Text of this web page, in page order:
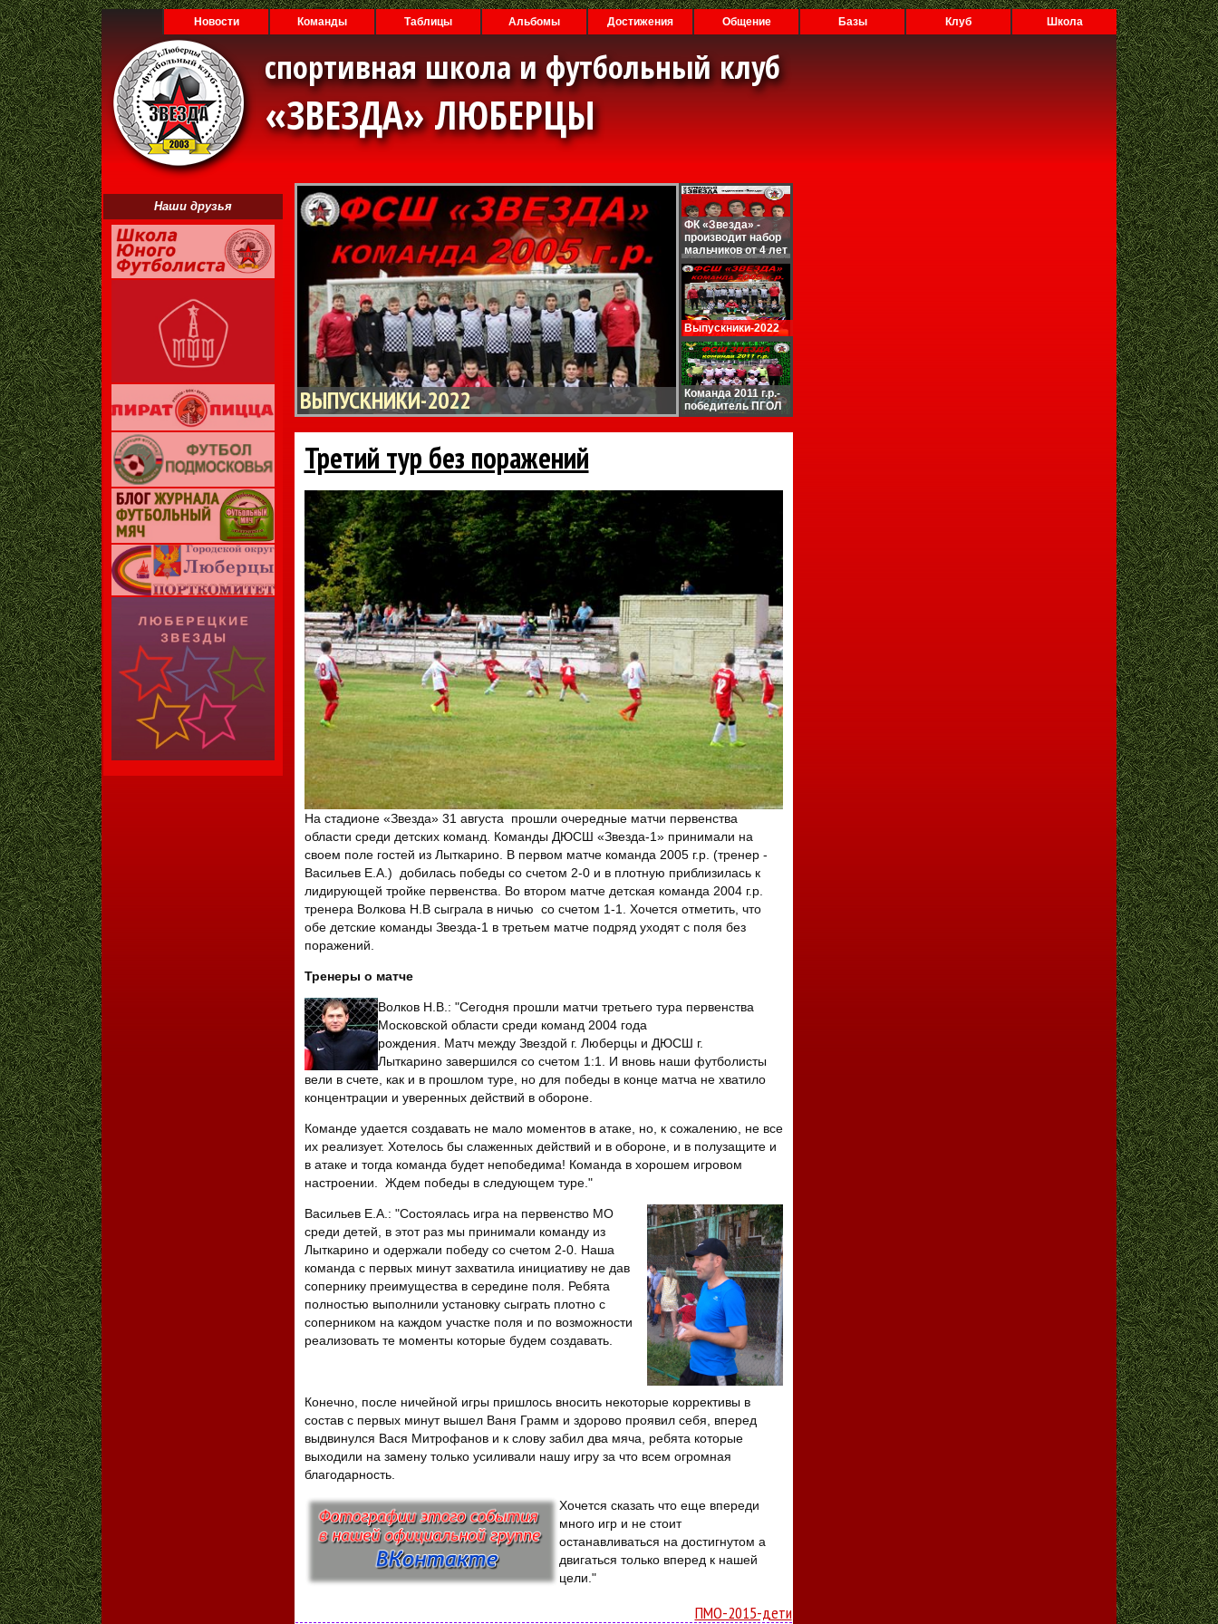
Новости Команды Таблицы Альбомы Достижения Общение Базы Клуб Школа
спортивная школа и футбольный клуб
«ЗВЕЗДА» ЛЮБЕРЦЫ
Наши друзья
ВЫПУСКНИКИ-2022
ФК «Звезда» -
производит набор
мальчиков от 4 лет
Выпускники-2022
Команда 2011 г.р.-
победитель ПГОЛ
Третий тур без поражений
На стадионе «Звезда» 31 августа прошли очередные матчи первенства
области среди детских команд. Команды ДЮСШ «Звезда-1» принимали на
своем поле гостей из Лыткарино. В первом матче команда 2005 г.р. (тренер -
Васильев Е.А.) добилась победы со счетом 2-0 и в плотную приблизилась к
лидирующей тройке первенства.
Во втором матче детская команда 2004 г.р.
тренера Волкова Н.В сыграла в ничью со счетом 1-1. Хочется отметить, что
обе детские команды Звезда-1 в третьем матче подряд уходят с поля без
поражений.
Тренеры о матче
Волков Н.В.: "Сегодня прошли матчи третьего тура первенства
Московской области среди команд 2004 года
рождения. Матч между Звездой г. Люберцы и ДЮСШ г.
Лыткарино завершился со счетом 1:1. И вновь наши футболисты
вели в счете, как и в прошлом туре, но для победы в конце матча не хватило
концентрации и уверенных действий в обороне.
Команде удается создавать не мало моментов в атаке, но, к сожалению, не все
их реализует. Хотелось бы слаженных действий и в обороне, и в полузащите и
в атаке и тогда команда будет непобедима! Команда в хорошем игровом
настроении. Ждем победы в следующем туре."
Васильев Е.А.: "Состоялась игра на первенство МО
среди детей, в этот раз мы принимали команду из
Лыткарино и одержали победу со счетом 2-0. Наша
команда с первых минут захватила инициативу не дав
сопернику преимущества в середине поля. Ребята
полностью выполнили установку сыграть плотно с
соперником на каждом участке поля и по возможности
реализовать те моменты которые будем создавать.
Конечно, после ничейной игры пришлось вносить некоторые коррективы в
состав с первых минут вышел Ваня Грамм и здорово проявил себя, вперед
выдвинулся Вася Митрофанов и к слову забил два мяча, ребята которые
выходили на замену только усиливали нашу игру за что всем огромная
благодарность.
Хочется сказать что еще впереди
много игр и не стоит
останавливаться на достигнутом а
двигаться только вперед к нашей
цели."
ПМО-2015-дети